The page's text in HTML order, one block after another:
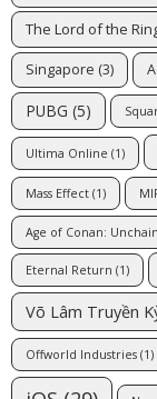
The Lord of the
Singapore (3)
PUBG (5)
Ultima Online (1)
Mass Effect (1)
Age of Conan:
Eternal Return (1)
Võ Lâm Truyền
Offworld Industries (1)